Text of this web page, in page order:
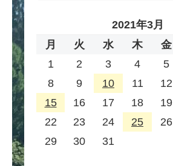
2021年3月
月
火 水 木 金
1
2 3 4 5
8
9 10 11 12
15
16 17 18 19
22
23 24 25 26
29
30 31